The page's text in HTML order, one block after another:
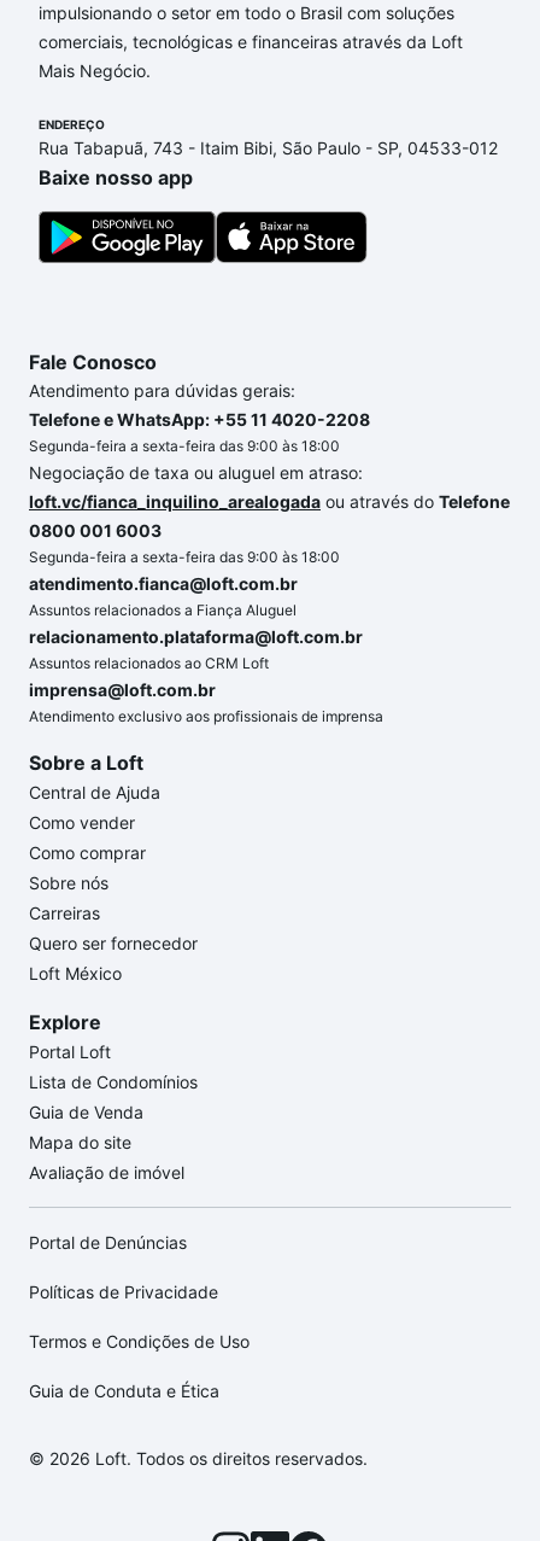
impulsionando o setor em todo o Brasil com soluções
comerciais, tecnológicas e financeiras através da Loft
Mais Negócio.
ENDEREÇO
Rua Tabapuã, 743 - Itaim Bibi, São Paulo - SP, 04533-012
Baixe nosso app
Fale Conosco
Atendimento para dúvidas gerais:
Telefone e WhatsApp: +55 11 4020-2208
Segunda-feira a sexta-feira das 9:00 às 18:00
Negociação de taxa ou aluguel em atraso:
loft.vc/fianca_inquilino_arealogada ou através do Telefone
0800 001 6003
Segunda-feira a sexta-feira das 9:00 às 18:00
atendimento.fianca@loft.com.br
Assuntos relacionados a Fiança Aluguel
relacionamento.plataforma@loft.com.br
Assuntos relacionados ao CRM Loft
imprensa@loft.com.br
Atendimento exclusivo aos profissionais de imprensa
Sobre a Loft
Central de Ajuda
Como vender
Como comprar
Sobre nós
Carreiras
Quero ser fornecedor
Loft México
Explore
Portal Loft
Lista de Condomínios
Guia de Venda
Mapa do site
Avaliação de imóvel
Portal de Denúncias
Políticas de Privacidade
Termos e Condições de Uso
Guia de Conduta e Ética
© 2026 Loft. Todos os direitos reservados.